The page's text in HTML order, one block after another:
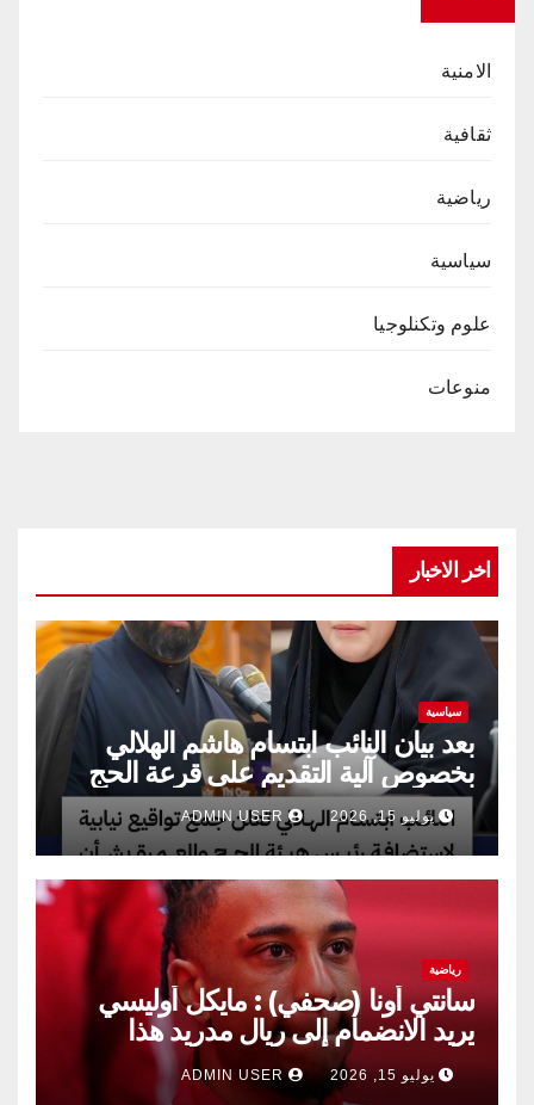
الامنية
ثقافية
رياضية
سياسية
علوم وتكنلوجيا
منوعات
اخر الاخبار
سياسية
بعد بيان النائب ابتسام هاشم الهلالي
بخصوص آلية التقديم على قرعة الحج
يوليو 15, 2026
رياضية
سانتي أونا (صحفي) : مايكل أوليسي
يريد الانضمام إلى ريال مدريد هذا
الصيف.
يوليو 15, 2026 ADMIN USER